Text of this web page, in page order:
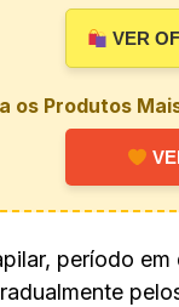
VER
os Produtos
período